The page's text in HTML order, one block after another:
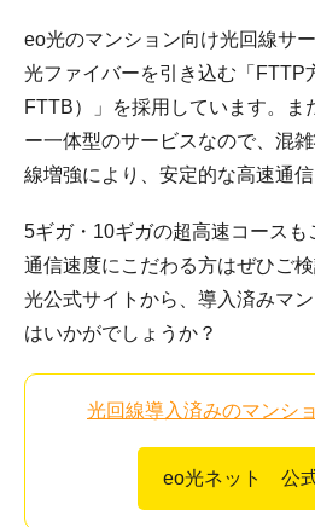
eo光のマンション向け光回線サ
光ファイバーを引き込む「FTTP
FTTB）」を採用しています。ま
ー一体型のサービスなので、混
線増強により、安定的な高速通信
5ギガ・10ギガの超高速コースも
通信速度にこだわる方はぜひご
光公式サイトから、導入済みマ
はいかがでしょうか？
光回線導入済みのマンシ
eo光ネット 公